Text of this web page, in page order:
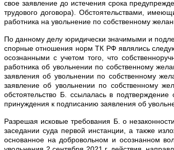
свое заявление до истечения срока
трудового договора). Обстоятельствами,
работника на увольнение по собственному
По данному делу юридически значимыми и
спорные отношения норм ТК РФ являлись
осознанными с учетом того, что
работника об увольнении по собственному
заявления об увольнении по собственному
заявление об увольнении по собственному
обстоятельство Б. ссылалась в
принуждения к подписанию заявления об
Разрешая исковые требования Б. о
заседании суда первой инстанции, а также
основанное на добровольном и осознанном